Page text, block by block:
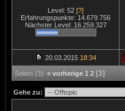
Level: 52 [?]
Erfahrungspunkte: 14.679.756
Nächster Level: 16.259.327
20.03.2015 18:34
Seiten (3): « vorherige 1 2 [3]
Gehe zu: